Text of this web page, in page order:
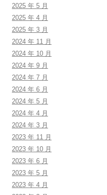
2025 年 5 月
2025 年 4 月
2025 年 3 月
2024 年 11 月
2024 年 10 月
2024 年 9 月
2024 年 7 月
2024 年 6 月
2024 年 5 月
2024 年 4 月
2024 年 3 月
2023 年 11 月
2023 年 10 月
2023 年 6 月
2023 年 5 月
2023 年 4 月